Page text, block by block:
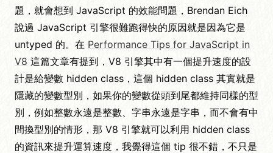
題，就會想到 JavaScript 的效能問題，Brendan Eich
說過 JavaScript 引擎很難跑得快的原因就是因為它是
untyped 的。在 Performance Tips for JavaScript in
V8 這篇文章有提到，V8 引擎其中有一個提升速度的設
計是給變數 hidden class，這個 hidden class 其實就是
隱藏的變數型別，如果你的變數從頭到尾都維持同樣的型
別，例如整數永遠是整數、字串永遠是字串，而不會有中
間換型別的情形，那 V8 引擎就可以利用 hidden class
的資訊來提升運算速度，我覺得這個 tip 很不錯，不只是